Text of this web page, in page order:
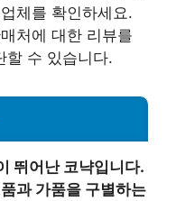
체를 확인하세요.
처에 대한 리뷰를
할 수 있습니다.
뛰어난 코냑입니다.
과 가품을 구별하는